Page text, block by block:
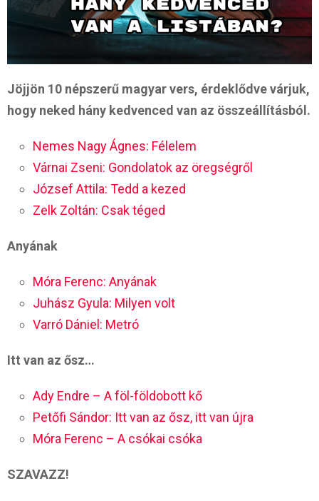
Jöjjön 10 népszerű magyar vers, érdeklődve várjuk,
hogy neked hány kedvenced van az összeállításból.
Nemes Nagy Ágnes: Félelem
Várnai Zseni: Gondolatok az öregségről
József Attila: Tedd a kezed
Zelk Zoltán: Csak téged
Anyának
Móra Ferenc: Anyának
Juhász Gyula: Milyen volt
Varró Dániel: Metró
Itt van az ősz…
Ady Endre – A föl-földobott kő
Petőfi Sándor: Itt van az ősz, itt van újra
Móra Ferenc – A csókai csóka
SZAVAZZ!